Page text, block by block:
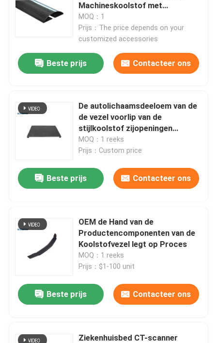
Thuis
Machineskoolstof met
Oppervlaktebehandelingen
MOQ：1
Prijs：The price depends on your
customized accessories
Beste prijs Contacteer ons
De autolichaamsdeeloem van de
de vezel voorlip van de
stijlkoolstof zijopeningen
brengen spoilerbuitenkant groot
MOQ：1 reeks
Prijs：Custom price
Beste prijs Contacteer ons
OEM de Hand van de
Productencomponenten van de
Koolstofvezel legt op Proces
MOQ：1 reeks
Prijs：$1-100 unit
Beste prijs Contacteer ons
Ziekenhuisbed CT-scanner